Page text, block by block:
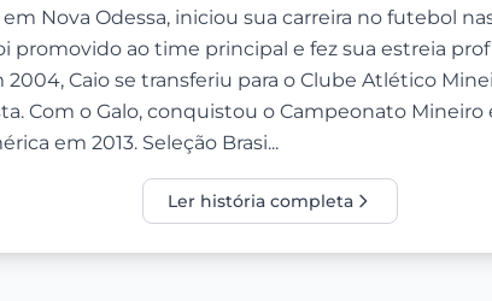
Nova Odessa, iniciou sua carreira no futebol
promovido ao time principal e fez sua estreia
Caio se transferiu para o Clube Atlético
Com o Galo, conquistou o Campeonato Mineiro
em 2013. Seleção Brasi...
Ler história completa